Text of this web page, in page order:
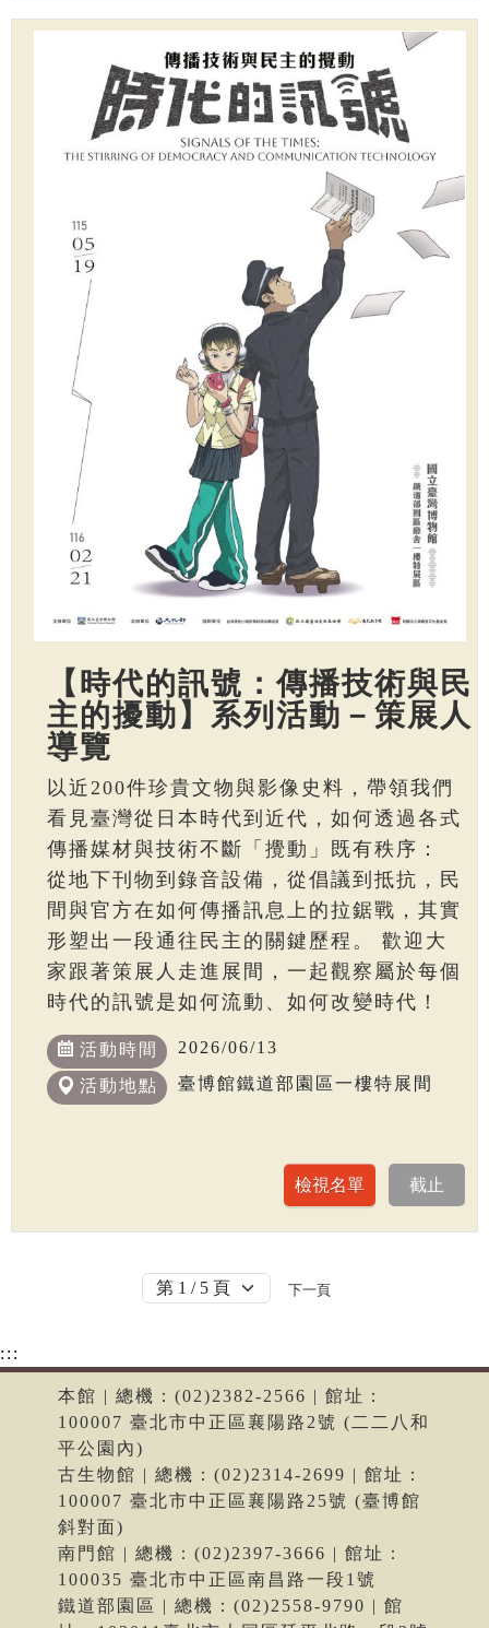
【時代的訊號：傳播技術與民
主的擾動】系列活動－策展人
導覽
以近200件珍貴文物與影像史料，帶領我們
看見臺灣從日本時代到近代，如何透過各式
傳播媒材與技術不斷「攪動」既有秩序：
從地下刊物到錄音設備，從倡議到抵抗，民
間與官方在如何傳播訊息上的拉鋸戰，其實
形塑出一段通往民主的關鍵歷程。 歡迎大
家跟著策展人走進展間，一起觀察屬於每個
時代的訊號是如何流動、如何改變時代！
活動時間 2026/06/13
活動地點 臺博館鐵道部園區一樓特展間
下一頁
:::
本館 | 總機：(02)2382-2566 | 館址：
100007 臺北市中正區襄陽路2號 (二二八和
平公園內)
古生物館 | 總機：(02)2314-2699 | 館址：
100007 臺北市中正區襄陽路25號 (臺博館
斜對面)
南門館 | 總機：(02)2397-3666 | 館址：
100035 臺北市中正區南昌路一段1號
鐵道部園區 | 總機：(02)2558-9790 | 館